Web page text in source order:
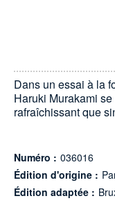
Dans un essai à la
Haruki Murakami
rafraîchissant que
Numéro : 036016
Édition d'origine :
Édition adaptée :